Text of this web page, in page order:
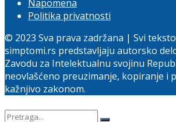
Napomena
Politika privatnosti
© 2023 Sva prava zadržana | Svi
simptomi.rs predstavljaju autorsko
Zavodu za Intelektualnu svojinu
neovlašćeno preuzimanje, kopiranje i
kažnjivo zakonom.